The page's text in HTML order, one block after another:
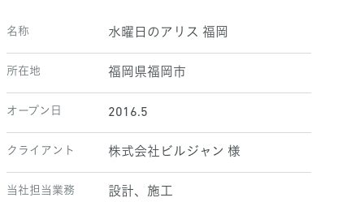
名称 水曜日のアリス 福岡
所在地 福岡県福岡市
オープン日 2016.5
クライアント 株式会社ビルジャン 様
当社担当業務 設計、施工